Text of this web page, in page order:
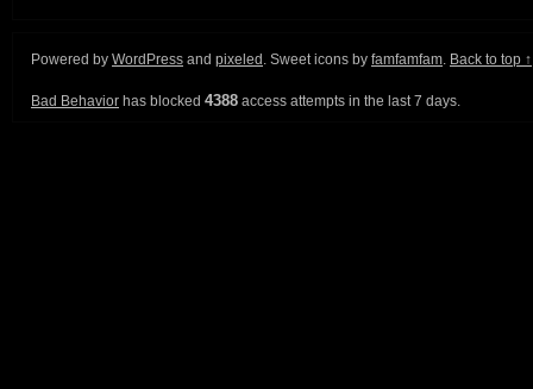
Powered by WordPress and pixeled . Sweet icons by famfamfam. Back to top ↑
Bad Behavior has blocked 4388 access attempts in the last 7 days.